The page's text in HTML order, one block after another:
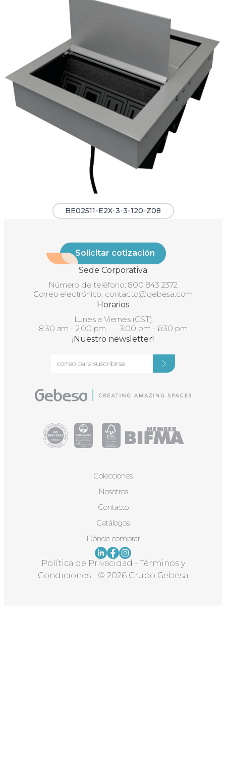
BE02511-E2X-3-3-120-Z08
Solicitar cotización
Sede Corporativa
Número de teléfono: 800 843 2372
Correo electrónico: contacto@gebesa.com
Horarios
Lunes a Viernes (CST)
8:30 am - 2:00 pm 3:00 pm - 6:30 pm
¡Nuestro newsletter!
Colecciones
Nosotros
Contacto
Catálogos
Dónde comprar
Política de Privacidad - Términos y
Condiciones - © 2026 Grupo Gebesa